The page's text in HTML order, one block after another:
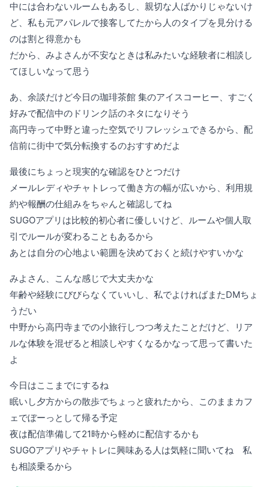
中には合わないルームもあるし、親切な人ばかりじゃないけ
ど、私も元アパレルで接客してたから人のタイプを見分ける
のは割と得意かも
だから、みよさんが不安なときは私みたいな経験者に相談し
てほしいなって思う
あ、余談だけど今日の珈琲茶館 集のアイスコーヒー、すごく
好みで配信中のドリンク話のネタになりそう
高円寺って中野と違った空気でリフレッシュできるから、配
信前に街中で気分転換するのおすすめだよ
最後にちょっと現実的な確認をひとつだけ
メールレディやチャトレって働き方の幅が広いから、利用規
約や報酬の仕組みをちゃんと確認してね
SUGOアプリは比較的初心者に優しいけど、ルームや個人取
引でルールが変わることもあるから
あとは自分の心地よい範囲を決めておくと続けやすいかな
みよさん、こんな感じで大丈夫かな
年齢や経験にびびらなくていいし、私でよければまたDMちょ
うだい
中野から高円寺までの小旅行しつつ考えたことだけど、リア
ルな体験を混ぜると相談しやすくなるかなって思って書いた
よ
今日はここまでにするね
眠いし夕方からの散歩でちょっと疲れたから、このままカフ
ェでぼーっとして帰る予定
夜は配信準備して21時から軽めに配信するかも
SUGOアプリやチャトレに興味ある人は気軽に聞いてね 私
も相談乗るから